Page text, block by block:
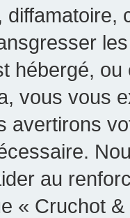
diffamatoire,
hébergé,
vous vous
avertirons
au
« Cruchot